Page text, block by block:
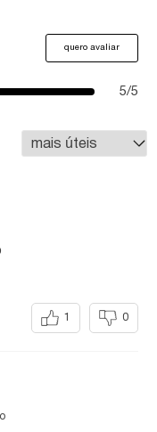
5/5
quero avaliar
1 0